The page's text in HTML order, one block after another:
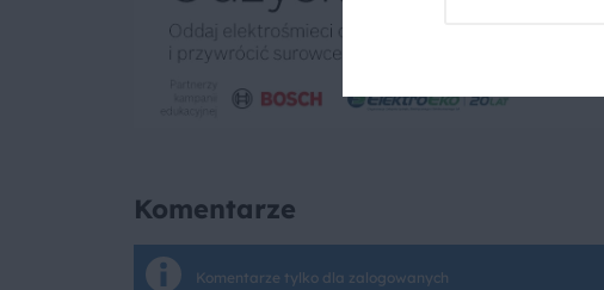
Komentarze
Komentarze tylko dla zalogowanych